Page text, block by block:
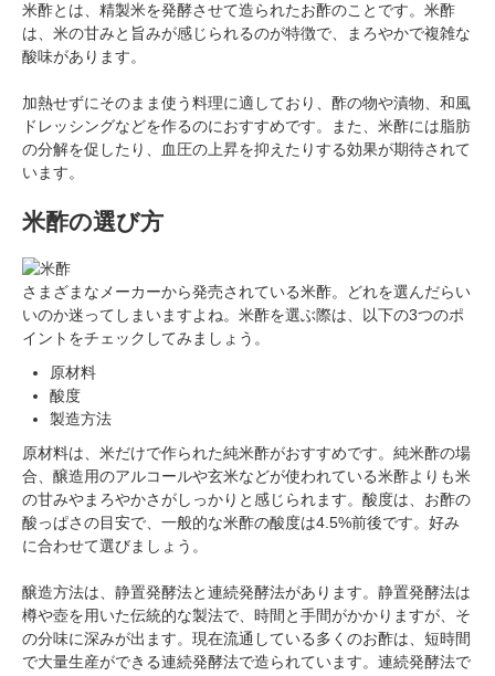
米酢とは、精製米を発酵させて造られたお酢のことです。米酢
は、米の甘みと旨みが感じられるのが特徴で、まろやかで複雑な
酸味があります。
加熱せずにそのまま使う料理に適しており、酢の物や漬物、和風
ドレッシングなどを作るのにおすすめです。また、米酢には脂肪
の分解を促したり、血圧の上昇を抑えたりする効果が期待されて
います。
米酢の選び方
さまざまなメーカーから発売されている米酢。どれを選んだらい
いのか迷ってしまいますよね。米酢を選ぶ際は、以下の3つのポ
イントをチェックしてみましょう。
原材料
酸度
製造方法
原材料は、米だけで作られた純米酢がおすすめです。純米酢の場
合、醸造用のアルコールや玄米などが使われている米酢よりも米
の甘みやまろやかさがしっかりと感じられます。酸度は、お酢の
酸っぱさの目安で、一般的な米酢の酸度は4.5%前後です。好み
に合わせて選びましょう。
醸造方法は、静置発酵法と連続発酵法があります。静置発酵法は
樽や壺を用いた伝統的な製法で、時間と手間がかかりますが、そ
の分味に深みが出ます。現在流通している多くのお酢は、短時間
で大量生産ができる連続発酵法で造られています。連続発酵法で